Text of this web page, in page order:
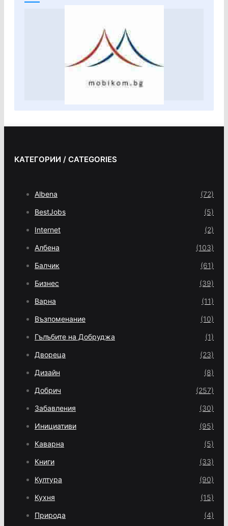
КАТЕГОРИИ / CATEGORIES
Albena (72)
BestJobs (5)
Internet (2)
Албена (103)
Балчик (61)
Бизнес (39)
Варна (11)
Възпоменание (10)
Гълъбите на Добруджа (1)
Двореца (23)
Дизайн (8)
Добрич (257)
Забавления (30)
Инициативи (95)
Каварна (5)
Книги (33)
Култура (90)
Кухня (15)
Природа (4)